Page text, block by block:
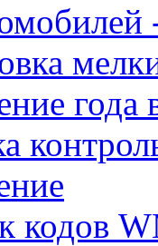
года
кодов